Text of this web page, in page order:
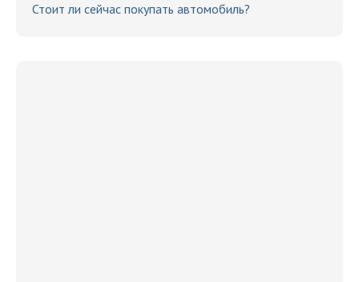
Стоит ли сейчас покупать автомобиль?